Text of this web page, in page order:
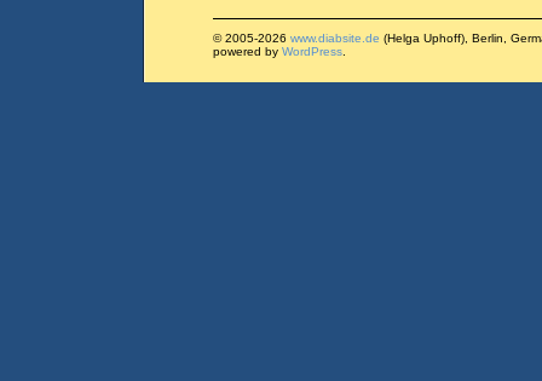
© 2005-2026 www.diabsite.de (Helga Uphoff), Berlin,
powered by WordPress.